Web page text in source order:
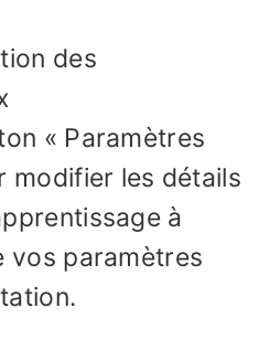
des
« Paramètres
modifier les détails
à
vos paramètres